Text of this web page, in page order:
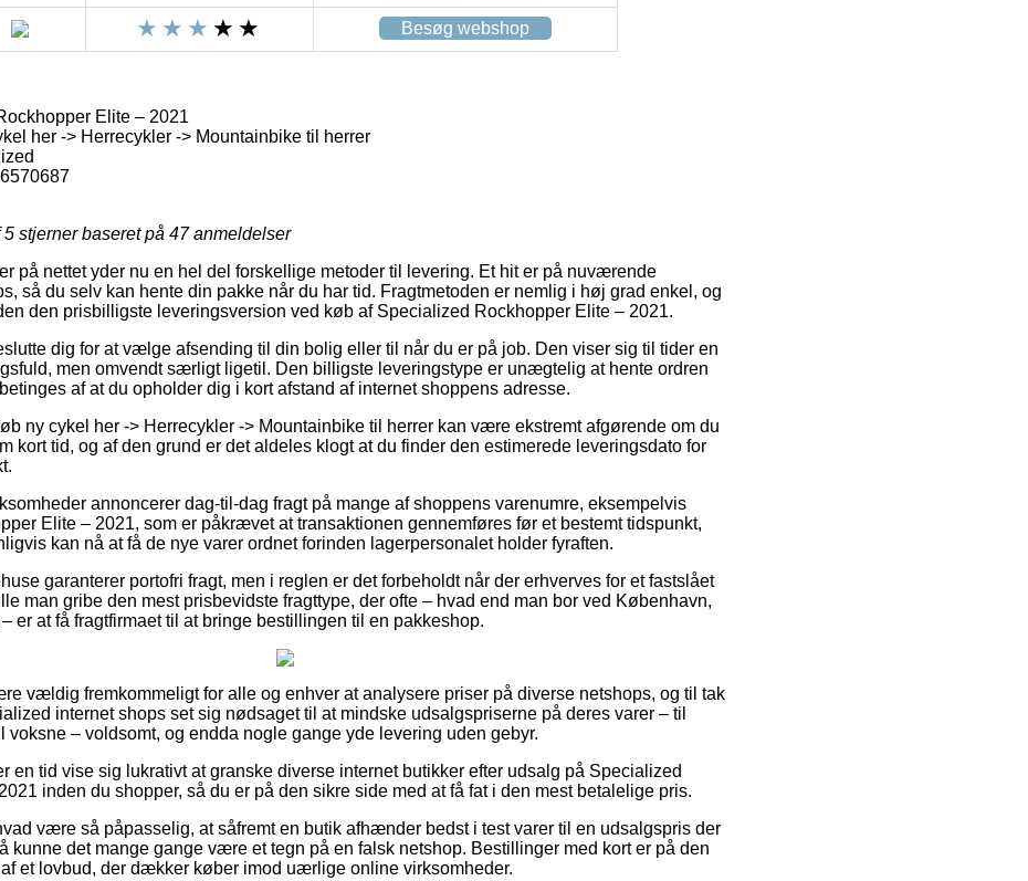
Besøg webshop
Elite – 2021
her -> Herrecykler -> Mountainbike til herrer
5 stjerner baseret på 47anmeldelser
på nettet yder nu en hel del forskellige metoder til levering. Et hit er på nuværende
så du selv kan hente din pakke når du har tid. Fragtmetoden er nemlig i høj grad enkel, og
den prisbilligste leveringsversion ved køb af Specialized Rockhopper Elite – 2021.
dig for at vælge afsending til din bolig eller til når du er på job. Den viser sig til tider en
men omvendt særligt ligetil. Den billigste leveringstype er unægtelig at hente ordren
af at du opholder dig i kort afstand af internet shoppens adresse.
ny cykel her -> Herrecykler -> Mountainbike til herrer kan være ekstremt afgørende om du
kort tid, og af den grund er det aldeles klogt at du finder den estimerede leveringsdato for
annoncerer dag-til-dag fragt på mange af shoppens varenumre, eksempelvis
Elite – 2021, som er påkrævet at transaktionen gennemføres før et bestemt tidspunkt,
kan nå at få de nye varer ordnet forinden lagerpersonalet holder fyraften.
garanterer portofri fragt, men i reglen er det forbeholdt når der erhverves for et fastslået
man gribe den mest prisbevidste fragttype, der ofte – hvad end man bor ved København,
er at få fragtfirmaet til at bringe bestillingen til en pakkeshop.
vældig fremkommeligt for alle og enhver at analysere priser på diverse netshops, og til tak
internet shops set sig nødsaget til at mindske udsalgspriserne på deres varer – til
voksne – voldsomt, og endda nogle gange yde levering uden gebyr.
en tid vise sig lukrativt at granske diverse internet butikker efter udsalg på Specialized
inden du shopper, så du er på den sikre side med at få fat i den mest betalelige pris.
være så påpasselig, at såfremt en butik afhænder bedst i test varer til en udsalgspris der
kunne det mange gange være et tegn på en falsk netshop. Bestillinger med kort er på den
et lovbud, der dækker køber imod uærlige online virksomheder.